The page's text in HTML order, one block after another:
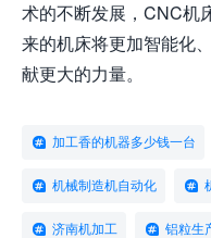
术的不断发展，CNC机
来的机床将更加智能化
献更大的力量。
加工香的机器多少钱一台
机械制造机自动化
济南机加工 铝粒生